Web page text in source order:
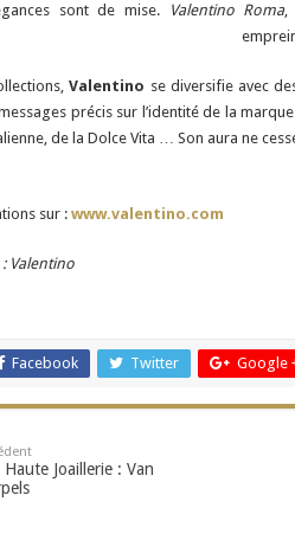
sont de mise.Valentino Roma,
Valentino se diversifie avec
précis sur l’identité de la
de la Dolce Vita … Son aura ne
sur :www.valentino.com
Valentino
Facebook Twitter Google
Haute Joaillerie : Van